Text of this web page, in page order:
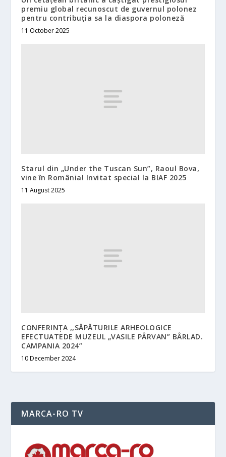
premiu global recunoscut de guvernul polonez
pentru contribuția sa la diaspora poloneză
11 October 2025
Starul din „Under the Tuscan Sun”, Raoul Bova,
vine în România! Invitat special la BIAF 2025
11 August 2025
CONFERINȚA ,,SĂPĂTURILE ARHEOLOGICE
EFECTUATEDE MUZEUL „VASILE PÂRVAN” BÂRLAD.
CAMPANIA 2024”
10 December 2024
MARCA-RO TV